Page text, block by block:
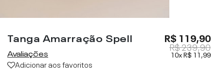
Tanga Amarração Spell
Avaliações
Adicionar aos favoritos
R$ 119,90
R$ 239,90
10xR$ 11,99